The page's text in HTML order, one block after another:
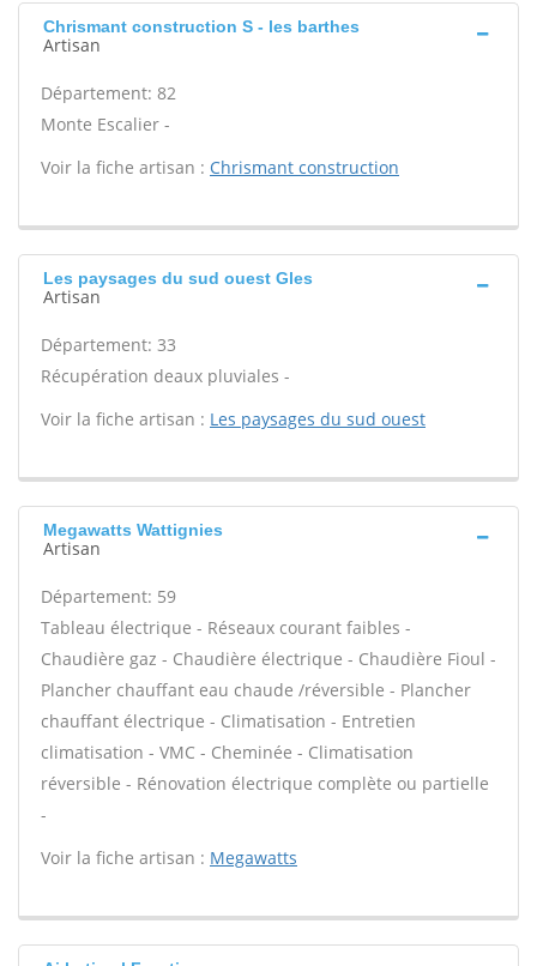
Chrismant construction S - les barthes
Artisan
Département: 82
Monte Escalier -
Voir la fiche artisan : Chrismant construction
Les paysages du sud ouest Gles
Artisan
Département: 33
Récupération deaux pluviales -
Voir la fiche artisan : Les paysages du sud ouest
Megawatts Wattignies
Artisan
Département: 59
Tableau électrique - Réseaux courant faibles -
Chaudière gaz - Chaudière électrique - Chaudière Fioul -
Plancher chauffant eau chaude /réversible - Plancher
chauffant électrique - Climatisation - Entretien
climatisation - VMC - Cheminée - Climatisation
réversible - Rénovation électrique complète ou partielle
-
Voir la fiche artisan : Megawatts